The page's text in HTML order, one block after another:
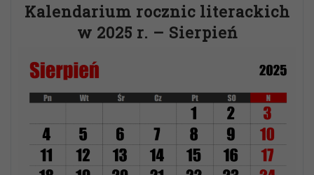
Kalendarium rocznic literackich
w 2025 r. – Sierpień